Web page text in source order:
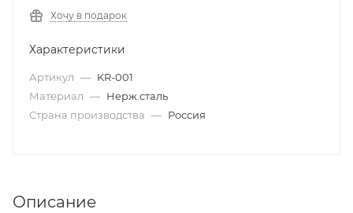
Хочу в подарок
Характеристики
Артикул — KR-001
Материал — Нерж.сталь
Страна производства — Россия
Описание